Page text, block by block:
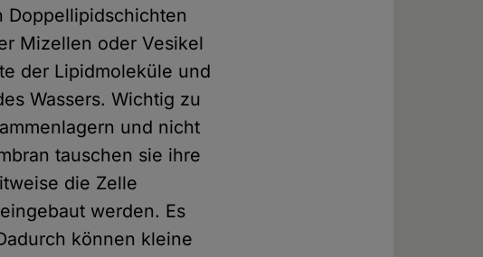
Doppellipidschichten
Mizellen oder Vesikel
der Lipidmoleküle und
Wassers. Wichtig zu
und nicht
tauschen sie ihre
die Zelle
werden. Es
können kleine